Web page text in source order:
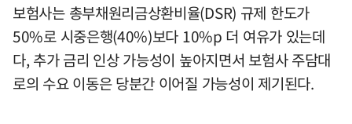
보험사는 총부채원리금상환비율(DSR) 규제 한도가
50%로 시중은행(40%)보다 10%p 더 여유가 있는데
다, 추가 금리 인상 가능성이 높아지면서 보험사 주담대
로의 수요 이동은 당분간 이어질 가능성이 제기된다.